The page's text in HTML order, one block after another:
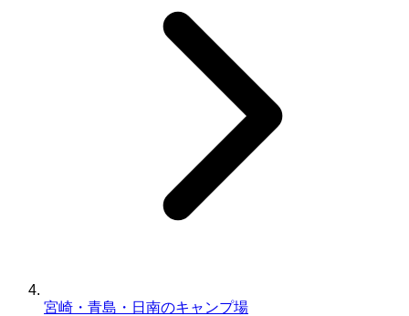
宮崎・青島・日南のキャンプ場